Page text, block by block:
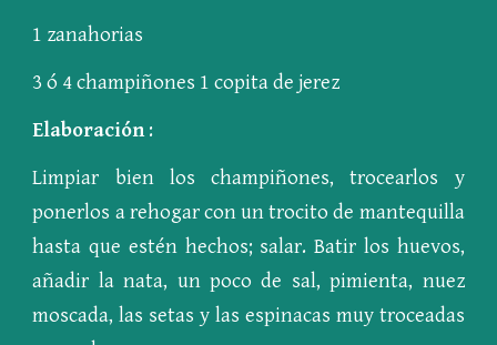
1 zanahorias
3 ó 4 champiñones 1 copita de jerez
Elaboración:
Limpiar bien los champiñones, trocearlos y
ponerlos a rehogar con un trocito de mantequilla
hasta que estén hechos; salar. Batir los huevos,
añadir la nata, un poco de sal, pimienta, nuez
moscada, las setas y las espinacas muy troceadas